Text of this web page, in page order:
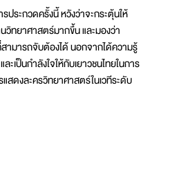
ประกวดครั้งนี้ หวังว่าจะกระตุ้นให้
วิทยาศาสตร์มากขึ้น และมองว่า
ามารถจับต้องได้ นอกจากได้ความรู้
เป็นกำลังใจให้กับเยาวชนไทยในการ
สดงละครวิทยาศาสตร์ในเวทีระดับ